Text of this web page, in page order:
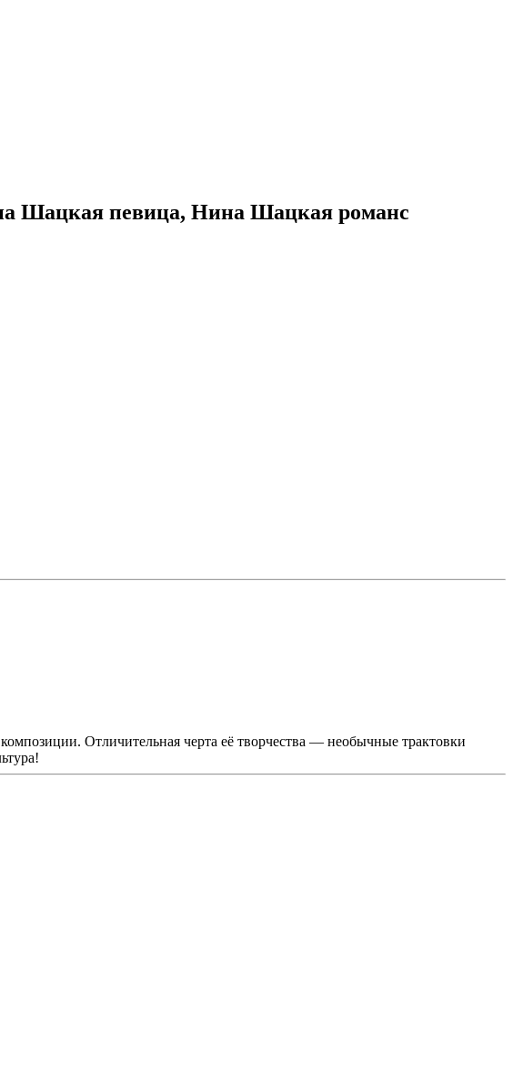
Шацкая певица, Нина Шацкая романс
Отличительная черта её творчества — необычные трактовки